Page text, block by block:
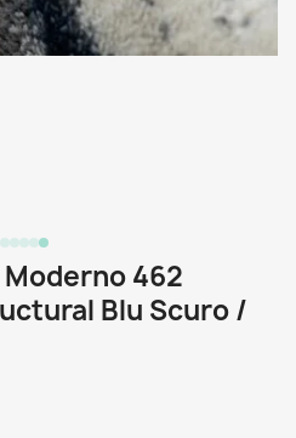
Moderno 462
Blu Scuro /